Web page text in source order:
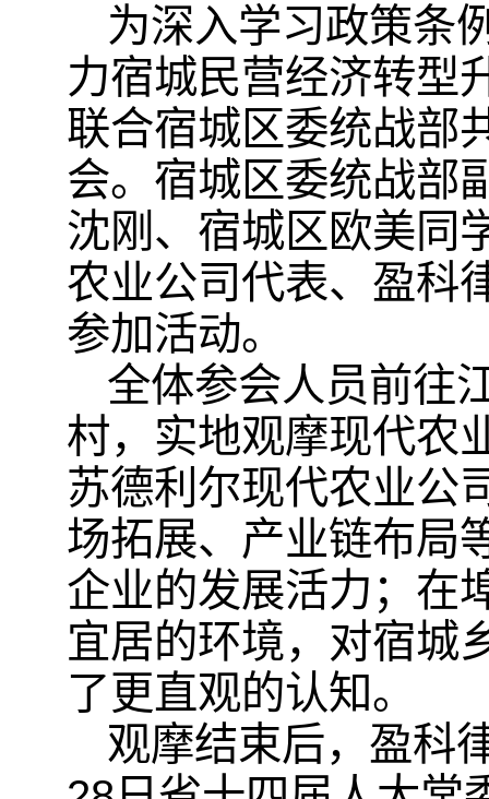
为深入学习政策条
力宿城民营经济转型
联合宿城区委统战部
会。宿城区委统战部
沈刚、宿城区欧美同
农业公司代表、盈科
参加活动。
全体参会人员前往
村，实地观摩现代农
苏德利尔现代农业公
场拓展、产业链布局
企业的发展活力；在
宜居的环境，对宿城
了更直观的认知。
观摩结束后，盈科